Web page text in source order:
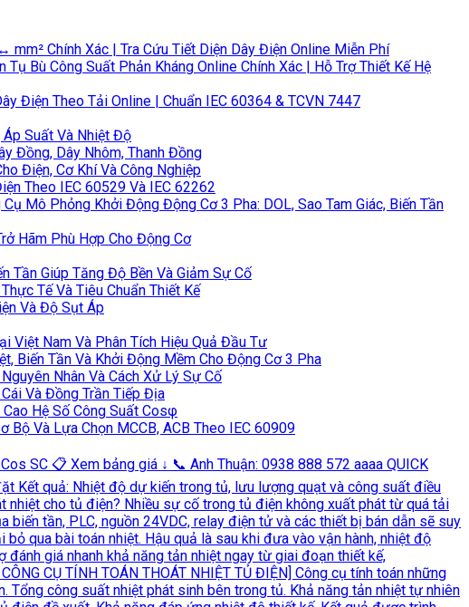
mm² Chính Xác | Tra Cứu Tiết Diện Dây Điện Online Miễn Phí
Tụ Bù Công Suất Phản Kháng Online Chính Xác | Hỗ Trợ Thiết Kế Hệ
Điện Theo Tải Online | Chuẩn IEC 60364 & TCVN 7447
Áp Suất Và Nhiệt Độ
Đồng, Dây Nhôm, Thanh Đồng
Điện, Cơ Khí Và Công Nghiệp
Theo IEC 60529 Và IEC 62262
Cụ Mô Phỏng Khởi Động Động Cơ 3 Pha: DOL, Sao Tam Giác, Biến Tần
Hãm Phù Hợp Cho Động Cơ
Tần Giúp Tăng Độ Bền Và Giảm Sự Cố
Tế Và Tiêu Chuẩn Thiết Kế
Và Độ Sụt Áp
Việt Nam Và Phân Tích Hiệu Quả Đầu Tư
Biến Tần Và Khởi Động Mềm Cho Động Cơ 3 Pha
Nhân Và Cách Xử Lý Sự Cố
Và Đồng Trần Tiếp Địa
Hệ Số Công Suất Cosφ
Bộ Và Lựa Chọn MCCB, ACB Theo IEC 60909